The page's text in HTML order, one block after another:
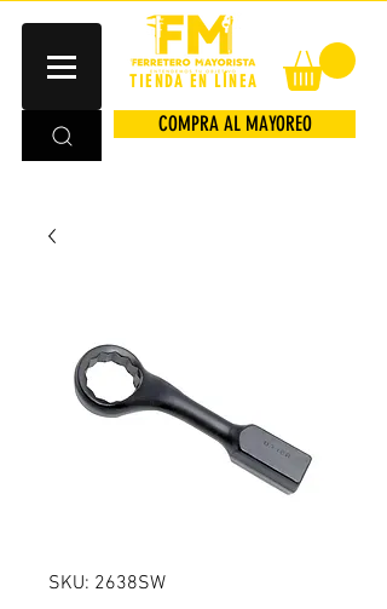
TIENDA EN LÍNEA
COMPRA AL MAYOREO
SKU: 2638SW